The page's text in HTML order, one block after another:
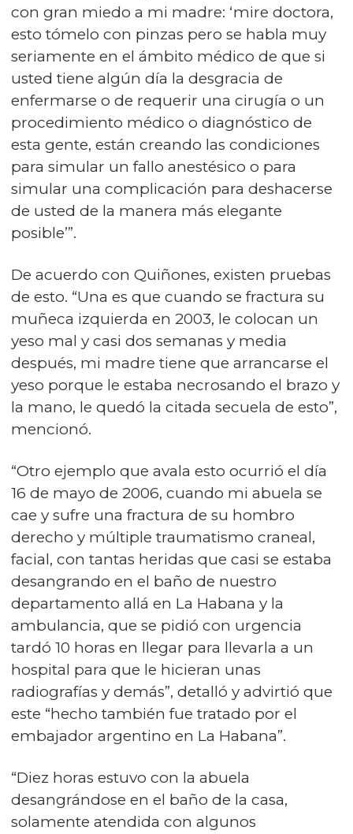
con gran miedo a mi madre: ‘mire doctora,
esto tómelo con pinzas pero se habla muy
seriamente en el ámbito médico de que si
usted tiene algún día la desgracia de
enfermarse o de requerir una cirugía o un
procedimiento médico o diagnóstico de
esta gente, están creando las condiciones
para simular un fallo anestésico o para
simular una complicación para deshacerse
de usted de la manera más elegante
posible’”.
De acuerdo con Quiñones, existen pruebas
de esto. “Una es que cuando se fractura su
muñeca izquierda en 2003, le colocan un
yeso mal y casi dos semanas y media
después, mi madre tiene que arrancarse el
yeso porque le estaba necrosando el brazo y
la mano, le quedó la citada secuela de esto”,
mencionó.
“Otro ejemplo que avala esto ocurrió el día
16 de mayo de 2006, cuando mi abuela se
cae y sufre una fractura de su hombro
derecho y múltiple traumatismo craneal,
facial, con tantas heridas que casi se estaba
desangrando en el baño de nuestro
departamento allá en La Habana y la
ambulancia, que se pidió con urgencia
tardó 10 horas en llegar para llevarla a un
hospital para que le hicieran unas
radiografías y demás”, detalló y advirtió que
este “hecho también fue tratado por el
embajador argentino en La Habana”.
“Diez horas estuvo con la abuela
desangrándose en el baño de la casa,
solamente atendida con algunos